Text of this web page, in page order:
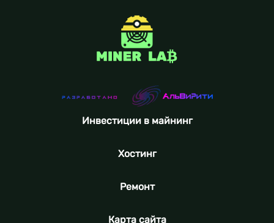
Инвестиции в майнинг
Хостинг
Ремонт
Карта сайта